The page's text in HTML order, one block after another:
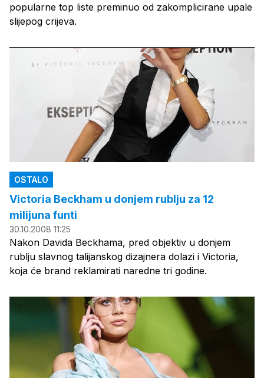
popularne top liste preminuo od zakomplicirane upale
slijepog crijeva.
OSTALO
Victoria Beckham u donjem rublju za 12
milijuna funti
30.10.2008 11:25
Nakon Davida Beckhama, pred objektiv u donjem
rublju slavnog talijanskog dizajnera dolazi i Victoria,
koja će brand reklamirati naredne tri godine.